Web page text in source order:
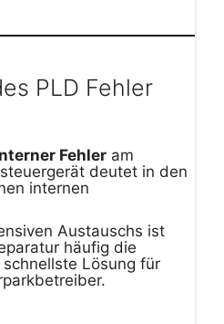
PLD Fehler
Fehler am
deutet in den
internen
Austauschs ist
häufig die
Lösung für